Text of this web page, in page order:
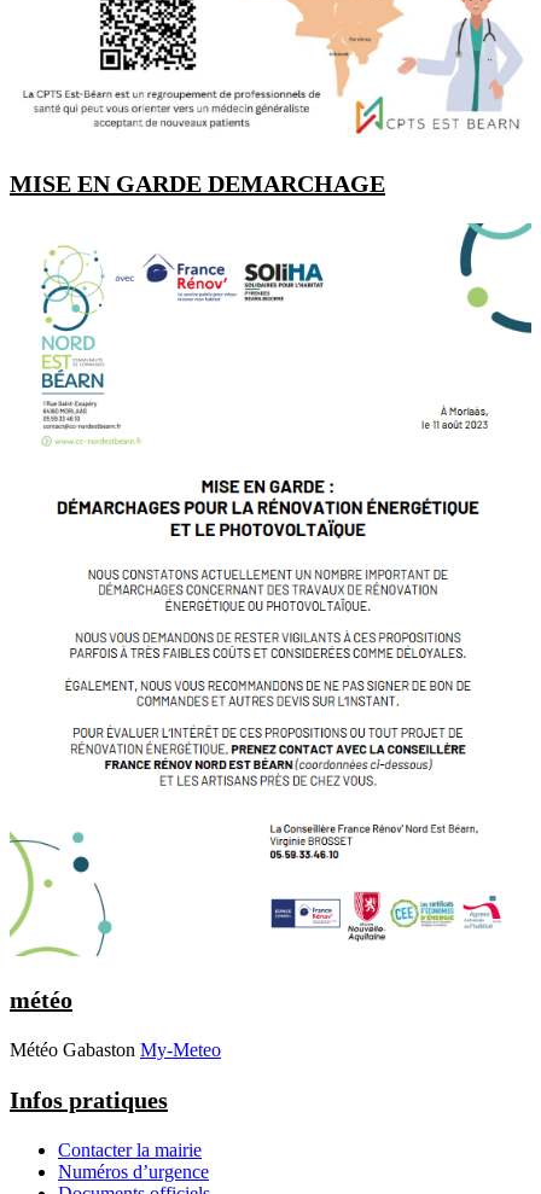
MISE EN GARDE DEMARCHAGE
météo
Météo Gabaston My-Meteo
Infos pratiques
Contacter la mairie
Numéros d’urgence